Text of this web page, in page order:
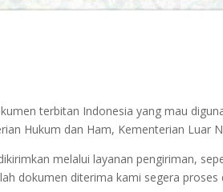
terbitan Indonesia yang mau
Hukum dan Ham, Kementerian Luar
melalui layanan pengiriman,
dokumen diterima kami segera